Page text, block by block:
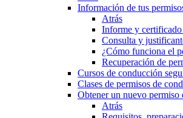
Información de tus
Atrás
Informe y
Consulta y
¿Cómo funciona el
Recuperación de
Cursos de conducción
Clases de permisos de
Obtener un nuevo permiso
Atrás